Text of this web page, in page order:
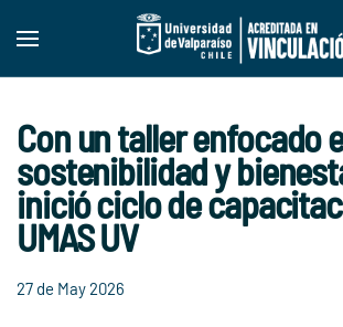
Skip to main content
Con un taller enfocado
sostenibilidad y
inició ciclo de
UMAS UV
27 de May 2026